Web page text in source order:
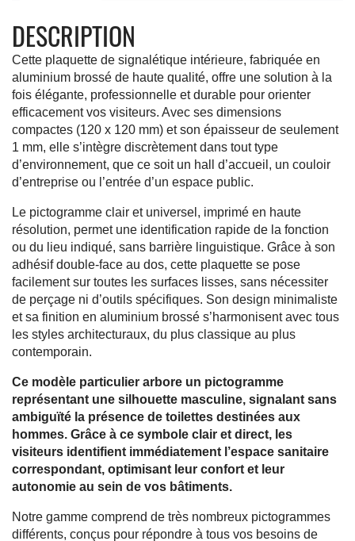
DESCRIPTION
Cette plaquette de signalétique intérieure, fabriquée en
aluminium brossé de haute qualité, offre une solution à la
fois élégante, professionnelle et durable pour orienter
efficacement vos visiteurs. Avec ses dimensions
compactes (120 x 120 mm) et son épaisseur de seulement
1 mm, elle s’intègre discrètement dans tout type
d’environnement, que ce soit un hall d’accueil, un couloir
d’entreprise ou l’entrée d’un espace public.
Le pictogramme clair et universel, imprimé en haute
résolution, permet une identification rapide de la fonction
ou du lieu indiqué, sans barrière linguistique. Grâce à son
adhésif double-face au dos, cette plaquette se pose
facilement sur toutes les surfaces lisses, sans nécessiter
de perçage ni d’outils spécifiques. Son design minimaliste
et sa finition en aluminium brossé s’harmonisent avec tous
les styles architecturaux, du plus classique au plus
contemporain.
Ce modèle particulier arbore un pictogramme
représentant une silhouette masculine, signalant sans
ambiguïté la présence de toilettes destinées aux
hommes. Grâce à ce symbole clair et direct, les
visiteurs identifient immédiatement l’espace sanitaire
correspondant, optimisant leur confort et leur
autonomie au sein de vos bâtiments.
Notre gamme comprend de très nombreux pictogrammes
différents, conçus pour répondre à tous vos besoins de